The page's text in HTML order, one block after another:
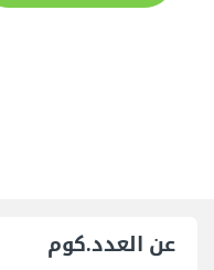
عن العدد.كوم